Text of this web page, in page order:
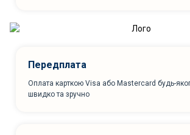
Передплата
Оплата карткою Visa або Mastercard будь-
швидко та зручно